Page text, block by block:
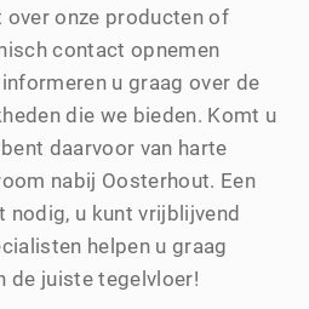
over onze producten of
contact opnemen
informeren u graag over de
die we bieden. Komt u
daarvoor van harte
nabij Oosterhout. Een
nodig, u kunt vrijblijvend
helpen u graag
de juiste tegelvloer!